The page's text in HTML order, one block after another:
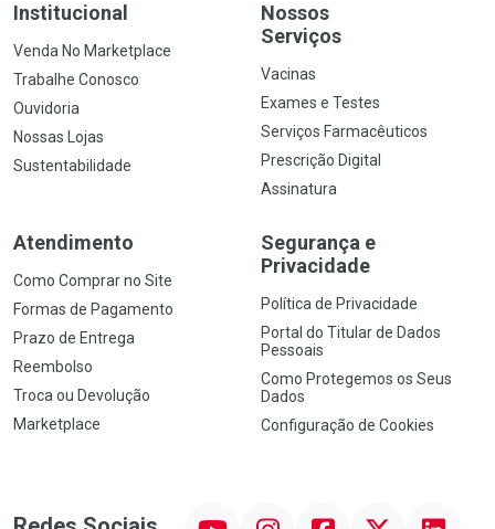
Institucional
Venda No Marketplace
Trabalhe Conosco
Ouvidoria
Nossas Lojas
Sustentabilidade
Nossos
Serviços
Vacinas
Exames e Testes
Serviços Farmacêuticos
Prescrição Digital
Assinatura
Atendimento
Como Comprar no Site
Formas de Pagamento
Prazo de Entrega
Reembolso
Troca ou Devolução
Marketplace
Segurança e
Privacidade
Política de Privacidade
Portal do Titular de Dados
Pessoais
Como Protegemos os Seus
Dados
Configuração de Cookies
InstagramFacebookTwitter Linkedin